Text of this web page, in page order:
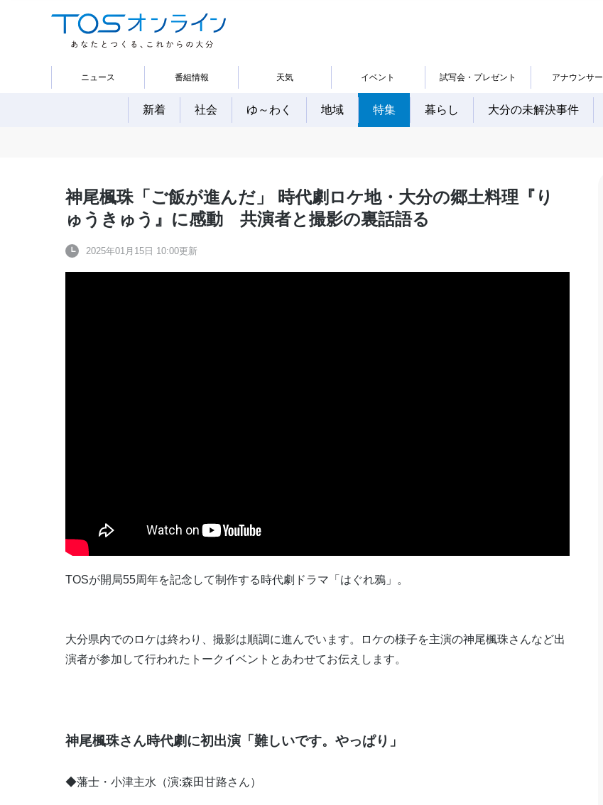
ニュース 番組情報 天気 イベント 試写会・プレゼント アナウンサー
新着 社会 ゆ～わく 地域 特集 暮らし 大分の未解決事件
神尾楓珠「ご飯が進んだ」 時代劇ロケ地・大分の郷土料理『り
ゅうきゅう』に感動 共演者と撮影の裏話語る
2025年01月15日 10:00更新
TOSが開局55周年を記念して制作する時代劇ドラマ「はぐれ鴉」。
大分県内でのロケは終わり、撮影は順調に進んでいます。ロケの様子を主演の神尾楓珠さんなど出
演者が参加して行われたトークイベントとあわせてお伝えします。
神尾楓珠さん時代劇に初出演「難しいです。やっぱり」
◆藩士・小津主水（演:森田甘路さん）